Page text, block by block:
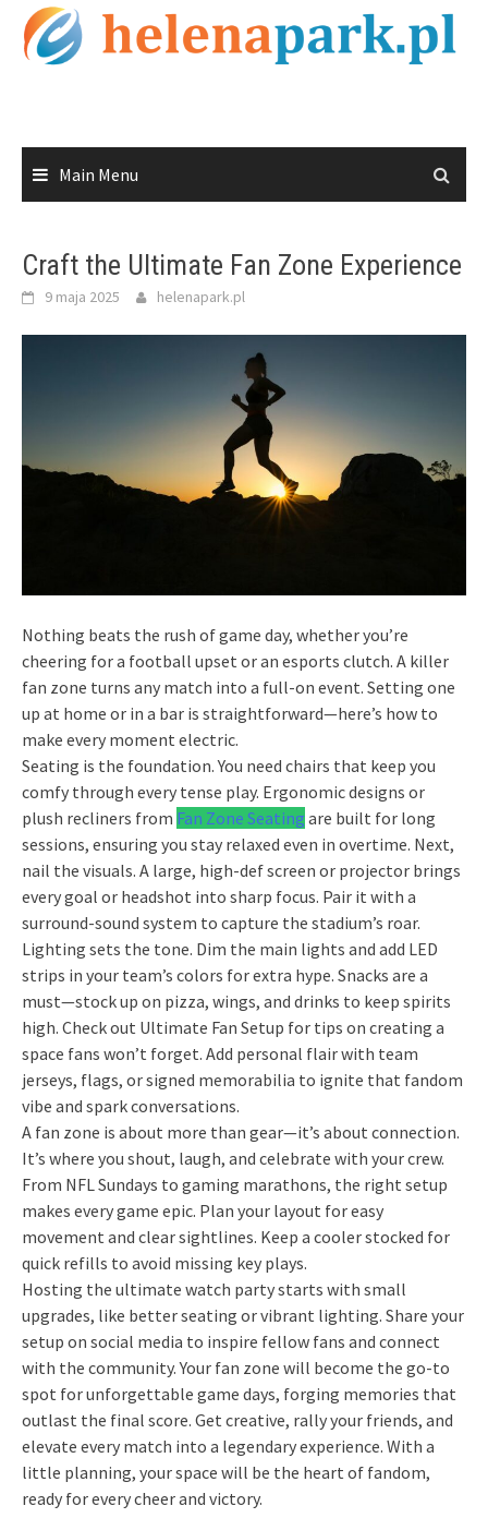
Skip
content
Main Menu
Craft the Ultimate Fan Zone Experience
9 maja 2025 helenapark.pl
Nothing beats the rush of game day, whether you’re
cheering for a football upset or an esports clutch. A killer
fan zone turns any match into a full-on event. Setting one
up at home or in a bar is straightforward—here’s how to
make every moment electric.
Seating is the foundation. You need chairs that keep you
comfy through every tense play. Ergonomic designs or
plush recliners from Fan Zone Seating are built for long
sessions, ensuring you stay relaxed even in overtime. Next,
nail the visuals. A large, high-def screen or projector brings
every goal or headshot into sharp focus. Pair it with a
surround-sound system to capture the stadium’s roar.
Lighting sets the tone. Dim the main lights and add LED
strips in your team’s colors for extra hype. Snacks are a
must—stock up on pizza, wings, and drinks to keep spirits
high. Check out Ultimate Fan Setup for tips on creating a
space fans won’t forget. Add personal flair with team
jerseys, flags, or signed memorabilia to ignite that fandom
vibe and spark conversations.
A fan zone is about more than gear—it’s about connection.
It’s where you shout, laugh, and celebrate with your crew.
From NFL Sundays to gaming marathons, the right setup
makes every game epic. Plan your layout for easy
movement and clear sightlines. Keep a cooler stocked for
quick refills to avoid missing key plays.
Hosting the ultimate watch party starts with small
upgrades, like better seating or vibrant lighting. Share your
setup on social media to inspire fellow fans and connect
with the community. Your fan zone will become the go-to
spot for unforgettable game days, forging memories that
outlast the final score. Get creative, rally your friends, and
elevate every match into a legendary experience. With a
little planning, your space will be the heart of fandom,
ready for every cheer and victory.